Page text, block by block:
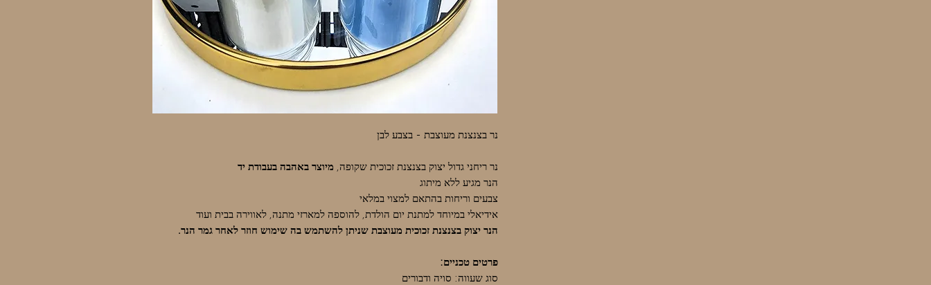
נר בצנצנת מעוצבת - בצבע לבן
נר ריחני גדול יצוק בצנצנת זכוכית שקופה, מיוצר באהבה בעבודת יד
הנר מגיע ללא מיתוג
צבעים וריחות בהתאם למצוי במלאי
אידיאלי במיוחד למתנת יום הולדת, להוספה למארזי מתנה, לאווירה בבית ועוד
הנר יצוק בצנצנת זכוכית מעוצבת שניתן להשתמש בה שימוש חוזר לאחר גמר הנר.
פרטים טכניים:
סוג שעווה: סויה ודבורים